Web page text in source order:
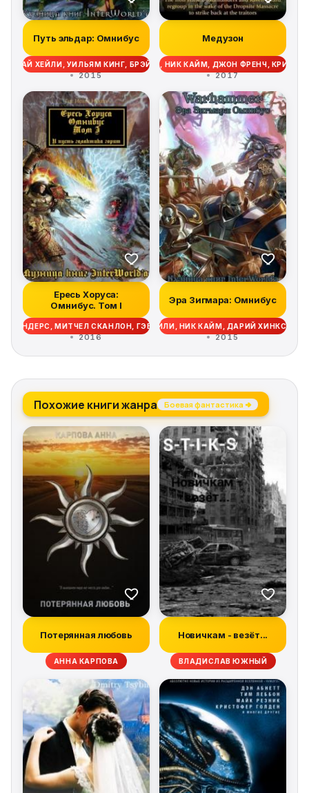
Путь эльдар: Омнибус
ГАЙ ХЕЙЛИ, УИЛЬЯМ КИНГ, БРЭЙДЕН КЭМПБЕЛЛ, МЭТТЬЮ
2015
Медузон
АБНЕТТ, ГРЭМ МАКНИЛЛ, ГЭВ ТОРП, НИК КАЙМ, ДЖОН ФРЕНЧ, КРИС
2017
Ересь Хоруса:
Омнибус. Том I
САНДЕРС, МИТЧЕЛ СКАНЛОН, ГЭВ ТОРП, ДЭВИД ЭННЕНДЕЙЛ,
2016
Эра Зигмара: Омнибус
КРИС РАЙТ, РОБ САНДЕРС, ГАЙ ХЕЙЛИ, НИК КАЙМ, ДАРИЙ ХИНКС,
2015
Похожие книги жанра Боевая фантастика →
Потерянная любовь
АННА КАРПОВА
Новичкам - везёт...
ВЛАДИСЛАВ ЮЖНЫЙ